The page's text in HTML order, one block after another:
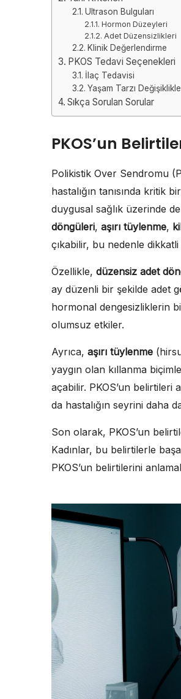
Ultrason Bulguları
Hormon Düzeyleri
Adet Düzensizlikleri
Klinik Değerlendirme
PKOS Tedavi Seçenekleri
İlaç Tedavisi
Yaşam Tarzı
Sıkça Sorulan Sorular
PKOS’un
Polikistik Over Sendromu
hastalığın tanısında kritik
duygusal sağlık üzerinde
döngüleri, aşırı tüylenme,
çıkabilir, bu nedenle
Özellikle, düzensiz adet
ay düzenli bir şekilde adet
hormonal dengesizliklerin
olumsuz etkiler.
Ayrıca, aşırı tüylenme
yaygın olan kıllanma
açabilir. PKOS’un belirtileri
da hastalığın seyrini daha
Son olarak, PKOS’un
Kadınlar, bu belirtilerle
PKOS’un belirtilerini